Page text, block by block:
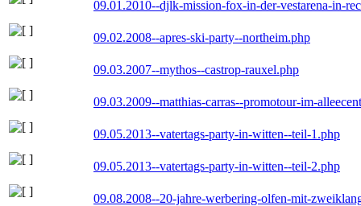
09.01.2010--djlk-mission-fox-in-der-vestarena-in-
09.02.2008--apres-ski-party--northeim.php
09.03.2007--mythos--castrop-rauxel.php
09.03.2009--matthias-carras--promotour-im-
09.05.2013--vatertags-party-in-witten--teil-1.php
09.05.2013--vatertags-party-in-witten--teil-2.php
09.08.2008--20-jahre-werbering-olfen-mit-